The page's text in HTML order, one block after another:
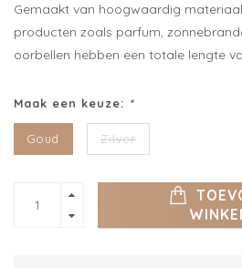
Gemaakt van hoogwaardig
producten zoals parfum,
oorbellen hebben een totale lengte
Maak een keuze: *
Goud Zilver